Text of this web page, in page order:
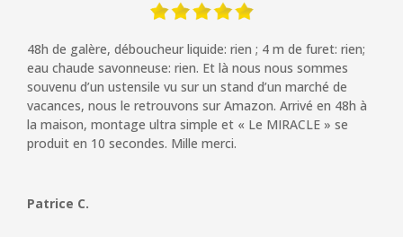
48h de galère, déboucheur liquide: rien ; 4 m de furet: rien;
eau chaude savonneuse: rien. Et là nous nous sommes
souvenu d’un ustensile vu sur un stand d’un marché de
vacances, nous le retrouvons sur Amazon. Arrivé en 48h à
la maison, montage ultra simple et « Le MIRACLE » se
produit en 10 secondes. Mille merci.
Patrice C.